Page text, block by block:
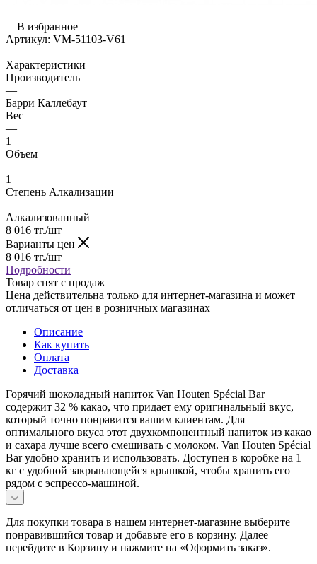
В избранное
Артикул: VM-51103-V61
Характеристики
Производитель
—
Барри Каллебаут
Вес
—
1
Объем
—
1
Степень Алкализации
—
Алкализованный
8 016 тг./шт
Варианты цен
8 016 тг./шт
Подробности
Товар снят с продаж
Цена действительна только для интернет-магазина и может
отличаться от цен в розничных магазинах
Описание
Как купить
Оплата
Доставка
Горячий шоколадный напиток Van Houten Spécial Bar
содержит 32 % какао, что придает ему оригинальный вкус,
который точно понравится вашим клиентам. Для
оптимального вкуса этот двухкомпонентный напиток из какао
и сахара лучше всего смешивать с молоком. Van Houten Spécial
Bar удобно хранить и использовать. Доступен в коробке на 1
кг с удобной закрывающейся крышкой, чтобы хранить его
рядом с эспрессо-машиной.
Для покупки товара в нашем интернет-магазине выберите
понравившийся товар и добавьте его в корзину. Далее
перейдите в Корзину и нажмите на «Оформить заказ».